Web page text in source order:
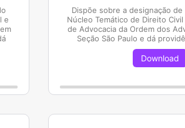
e
Dispõe sobre a designação
Núcleo Temático de Direito
de Advocacia da Ordem dos
Seção São Paulo e dá
Download